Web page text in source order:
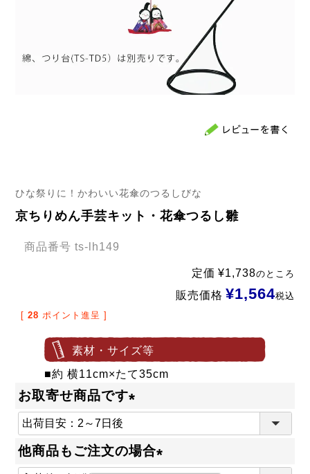
ひな祭りに！かわいい花傘のつるしびな
京ちりめん手芸キット・花傘つるし雛
商品番号 ts-lh149
定価 ¥1,738のところ
販売価格 ¥1,564税込
[ 28 ポイント進呈 ]
素材・サイズ等
■約 横11cm×たて35cm
お取寄せ商品です
必
他商品もご注文の場合